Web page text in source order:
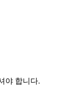
야 합니다.